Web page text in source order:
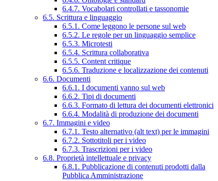
6.4.7. Vocabolari controllati e tassonomie
6.5. Scrittura e linguaggio
6.5.1. Come leggono le persone sul web
6.5.2. Le regole per un linguaggio semplice
6.5.3. Microtesti
6.5.4. Scrittura collaborativa
6.5.5. Content critique
6.5.6. Traduzione e localizzazione dei contenuti
6.6. Documenti
6.6.1. I documenti vanno sul web
6.6.2. Tipi di documenti
6.6.3. Formato di lettura dei documenti elettronici
6.6.4. Modalità di produzione dei documenti
6.7. Immagini e video
6.7.1. Testo alternativo (alt text) per le immagini
6.7.2. Sottotitoli per i video
6.7.3. Trascrizioni per i video
6.8. Proprietà intellettuale e privacy
6.8.1. Pubblicazione di contenuti prodotti dalla
Pubblica Amministrazione